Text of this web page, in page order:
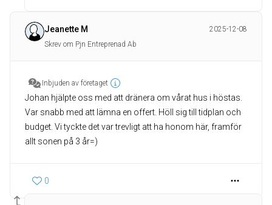
Jeanette M
2025-12-08
Skrev om Pjn Entreprenad Ab
Inbjuden av företaget
Johan hjälpte oss med att dränera om vårat hus i höstas.
Var snabb med att lämna en offert. Höll sig till tidplan och
budget. Vi tyckte det var trevligt att ha honom här, framför
allt sonen på 3 år=)
0